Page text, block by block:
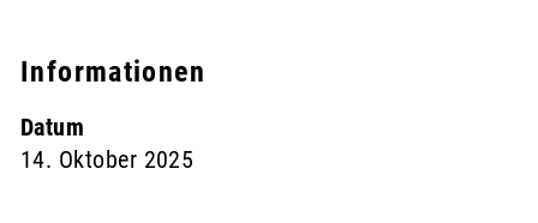
Informationen
Datum
14. Oktober 2025